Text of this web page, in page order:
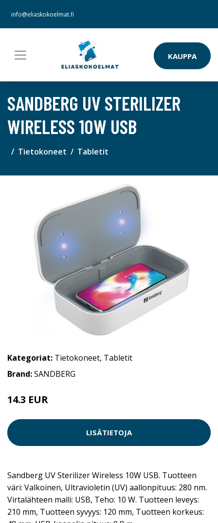
info@eliaskokoelmat.fi
KAUPPA
SANDBERG UV STERILIZER
WIRELESS 10W USB
Tietokoneet Tabletit
Kategoriat: Tietokoneet, Tabletit
Brand:SANDBERG
14.3 EUR
LISÄTIETOJA
Sandberg UV Sterilizer Wireless 10W USB. Tuotteen
väri: Valkoinen, Ultravioletin (UV) aallonpituus: 280 nm.
Virtalähteen malli: USB, Teho: 10 W. Tuotteen leveys:
210 mm, Tuotteen syvyys: 120 mm, Tuotteen korkeus: